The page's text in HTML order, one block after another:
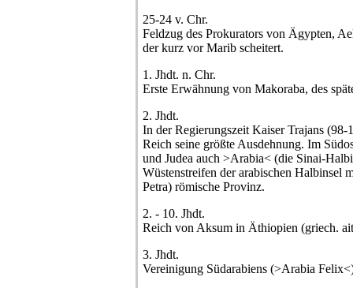
25-24 v. Chr.
Feldzug des Prokurators von Ägypten,
der kurz vor Marib scheitert.
1. Jhdt. n. Chr.
Erste Erwähnung von Makoraba, des
2. Jhdt.
In der Regierungszeit Kaiser Trajans (98-
Reich seine größte Ausdehnung. Im
und Judea auch >Arabia< (die Sinai-
Wüstenstreifen der arabischen Halbinsel
Petra) römische Provinz.
2. - 10. Jhdt.
Reich von Aksum in Äthiopien (griech.
3. Jhdt.
Vereinigung Südarabiens (>Arabia